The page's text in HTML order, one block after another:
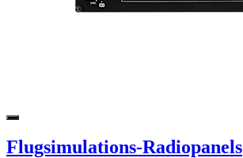
Flugsimulations-Radiopanels